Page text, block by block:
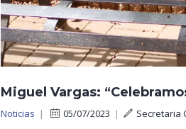
Miguel Vargas:
Noticias | 05/07/2023 | Secretaria